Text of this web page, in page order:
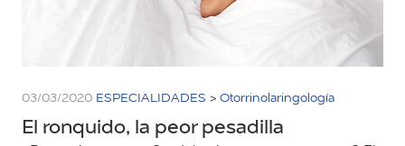
03/03/2020 ESPECIALIDADES > Otorrinolaringología
El ronquido, la peor pesadilla